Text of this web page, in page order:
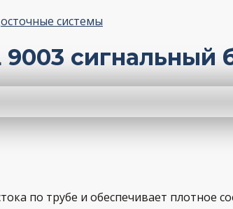
системы
сигнальный
по трубе и обеспечивает плотное